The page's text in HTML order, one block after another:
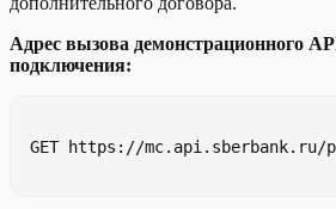
Адрес вызова демонстрационного
подключения:
GET https://mc.api.sberbank.ru/